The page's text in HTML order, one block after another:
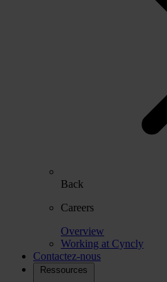
Back
Careers
Overview
Working at Cyncly
Contactez-nous
Ressources